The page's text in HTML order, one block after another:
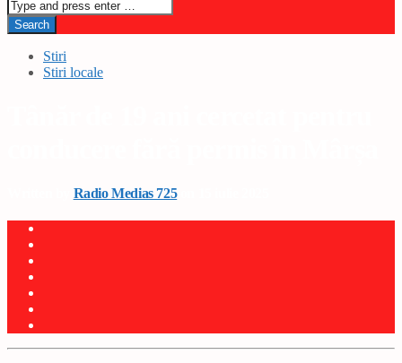
Stiri
Stiri locale
Radio Medias 725on 15 iulie 2025